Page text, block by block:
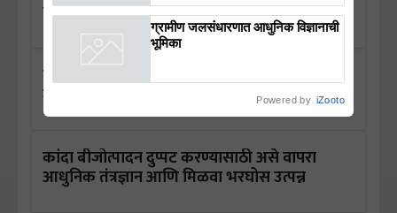
घसरण; निर्यात बंदीच्या अफवेचे पडसाद
बापरे! चक्क चोरीला गेला 100 क्विंटल कांदा,
शेतकऱ्यांचे प्रचंड नुकसान
कांदा बीजोत्पादन दुप्पट करण्यासाठी असे वापरा
आधुनिक तंत्रज्ञान आणि मिळवा भरघोस उत्पन्न
ग्रामीण जलसंधारणात आधुनिक विज्ञानाची
भूमिका
Powered by iZooto